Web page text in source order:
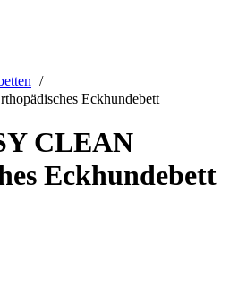
Eckhundebett
CLEAN
Eckhundebett